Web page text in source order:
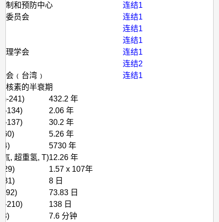
制和预防中心
连结1
委员会
连结1
连结1
连结1
理学会
连结1
连结2
会﹙台湾﹚
连结1
核素的半衰期
241)
432.2 年
134)
2.06 年
137)
30.2 年
60)
5.26 年
5730 年
氚, 超重氢, T)12.26 年
1.57 x 107年
8 日
192)
73.83 日
210)
138 日
7.6 分钟